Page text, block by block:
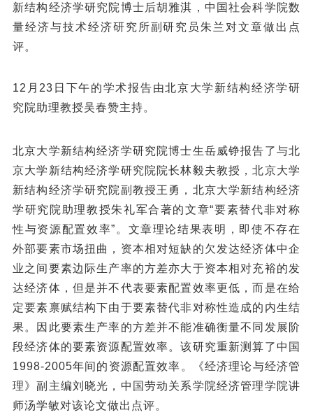
新结构经济学研究院博士后胡雅淇，中国社会科学院数
量经济与技术经济研究所副研究员朱兰对文章做出点
评。
12月23日下午的学术报告由北京大学新结构经济学研
究院助理教授吴春赞主持。
北京大学新结构经济学研究院博士生岳威铮报告了与北
京大学新结构经济学研究院院长林毅夫教授，北京大学
新结构经济学研究院副教授王勇，北京大学新结构经济
学研究院助理教授朱礼军合著的文章“要素替代非对称
性与资源配置效率”。文章理论结果表明，即使不存在
外部要素市场扭曲，资本相对短缺的欠发达经济体中企
业之间要素边际生产率的方差亦大于资本相对充裕的发
达经济体，但是并不代表要素配置效率更低，而是在给
定要素禀赋结构下由于要素替代非对称性造成的内生结
果。因此要素生产率的方差并不能准确衡量不同发展阶
段经济体的要素资源配置效率。该研究重新测算了中国
1998-2005年间的资源配置效率。《经济理论与经济管
理》副主编刘晓光，中国劳动关系学院经济管理学院讲
师汤学敏对该论文做出点评。